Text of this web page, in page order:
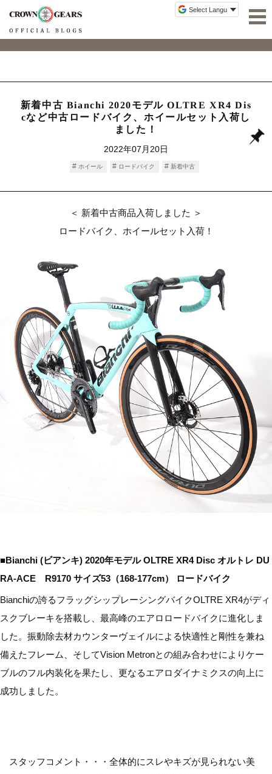
新着中古 Bianchi 2020モデル OLTRE XR4 Dis
cなど中古ロードバイク、ホイールセット入荷し
ました！
2022年07月20日
ホイール ロードバイク 新着中古
＜ 新着中古商品入荷しました ＞
ロードバイク、ホイールセット入荷！
■Bianchi (ビアンキ) 2020年モデル OLTRE XR4 Disc オルトレ DU
RA-ACE R9170 サイズ53（168-177cm） ロードバイク
Bianchiの誇るフラッグシップレーシングバイクOLTRE XR4がディ
スクブレーキを搭載し、最高峰のエアロロードバイクに進化しま
した。振動除去材カウンターヴェイルによる快適性と剛性を兼ね
備えたフレーム、そしてVision Metronとの組み合わせによりケー
ブルのフル内装化を果たし、更なるエアロダイナミクスの向上に
成功しました。
スタッフコメント・・・全体的にスレやキズが見られない美